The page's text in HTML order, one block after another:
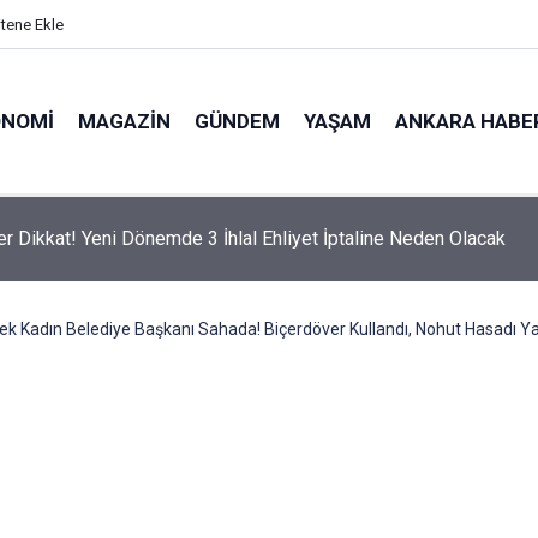
Ekle
MAGAZIN GÜNDEM YAŞAM ANKARA
Dikkat! Yeni Dönemde 3 İhlal Ehliyet İptaline Neden Olacak
Kadın Belediye Başkanı Sahada! Biçerdöver Kullandı, Nohut Hasadı